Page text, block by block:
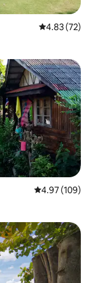
レビュー72
4.83 (72)
レビュー109
4.97 (109)